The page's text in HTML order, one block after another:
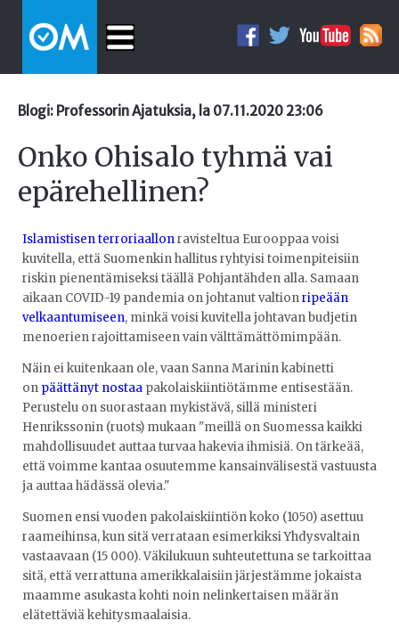
Blogi: Professorin Ajatuksia, la 07.11.2020 23:06
Onko Ohisalo tyhmä vai
epärehellinen?
Islamistisen terroriaallonravisteltua Eurooppaa voisi
kuvitella, että Suomenkin hallitus ryhtyisi toimenpiteisiin
riskin pienentämiseksi täällä Pohjantähden alla. Samaan
aikaan COVID-19 pandemia on johtanut valtionripeään
velkaantumiseen, minkä voisi kuvitella johtavan budjetin
menoerien rajoittamiseen vain välttämättömimpään.
Näin ei kuitenkaan ole, vaan Sanna Marinin kabinetti
on päättänyt nostaa pakolaiskiintiötämme entisestään.
Perustelu on suorastaan mykistävä, sillä ministeri
Henrikssonin (ruots) mukaan "meillä on Suomessa kaikki
mahdollisuudet auttaa turvaa hakevia ihmisiä. On tärkeää,
että voimme kantaa osuutemme kansainvälisestä vastuusta
ja auttaa hädässä olevia."
Suomen ensi vuoden pakolaiskiintiön koko (1050) asettuu
raameihinsa, kun sitä verrataan esimerkiksi Yhdysvaltain
vastaavaan (15 000). Väkilukuun suhteutettuna se tarkoittaa
sitä, että verrattuna amerikkalaisiin järjestämme jokaista
maamme asukasta kohti noin nelinkertaisen määrän
elätettäviä kehitysmaalaisia.